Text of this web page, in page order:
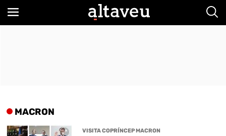
MACRON
VISITA COPRÍNCEP MACRON